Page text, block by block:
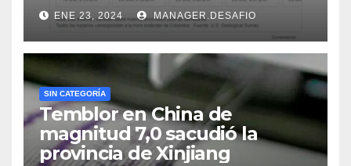
ENE 23, 2024 MANAGER.DESAFIO
SIN CATEGORÍA
Temblor en China de
magnitud 7,0 sacudió la
provincia de Xinjiang